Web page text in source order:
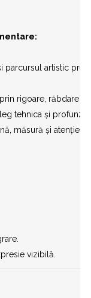
artistic
rigoare, răbdare
tehnica și
măsură și atenție
vizibilă.